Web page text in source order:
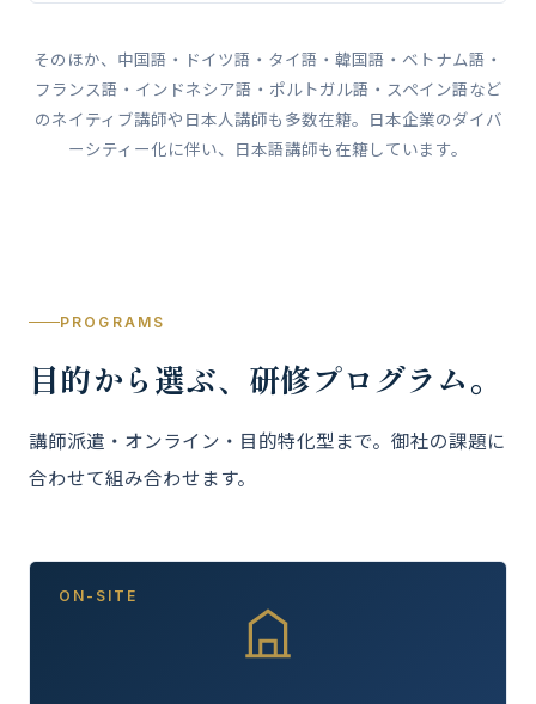
そのほか、中国語・ドイツ語・タイ語・韓国語・ベトナム語・
フランス語・インドネシア語・ポルトガル語・スペイン語など
のネイティブ講師や日本人講師も多数在籍。日本企業のダイバ
ーシティー化に伴い、日本語講師も在籍しています。
PROGRAMS
目的から選ぶ、研修プログラム。
講師派遣・オンライン・目的特化型まで。御社の課題に
合わせて組み合わせます。
ON-SITE